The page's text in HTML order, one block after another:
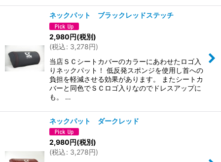
ネックパット ブラックレッドステッチ
2,980円(税別)
(税込: 3,278円)
当店ＳＣシートカバーのカラーにあわせたロゴ入
りネックパット！ 低反発スポンジを使用し首への
負担を軽減させる効果があります。 またシートカ
バーと同色でＳＣロゴ入りなのでドレスアップに
も。 …
ネックパット ダークレッド
2,980 円(税別)
(税込: 3,278円)